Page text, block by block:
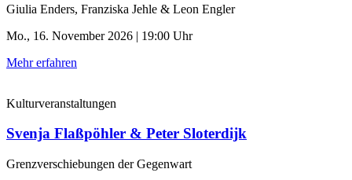
Giulia Enders, Franziska Jehle & Leon Engler
Mo., 16. November 2026 | 19:00 Uhr
Mehr erfahren
Kulturveranstaltungen
Svenja Flaßpöhler & Peter Sloterdijk
Grenzverschiebungen der Gegenwart